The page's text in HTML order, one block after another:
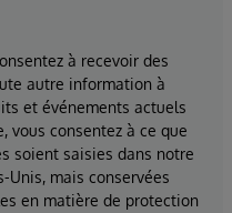
à recevoir des
autre information à
et événements actuels
vous consentez à ce que
soient saisies dans notre
Unis, mais conservées
en matière de protection